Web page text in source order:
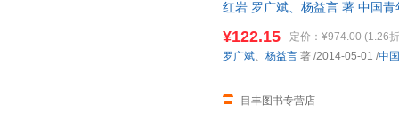
红岩 罗广斌、杨益言 著 中国
¥122.15 定价： ¥974.00 (1.26
目丰图书专营店
罗广斌、 杨益言 著 /2014-05-01 /中